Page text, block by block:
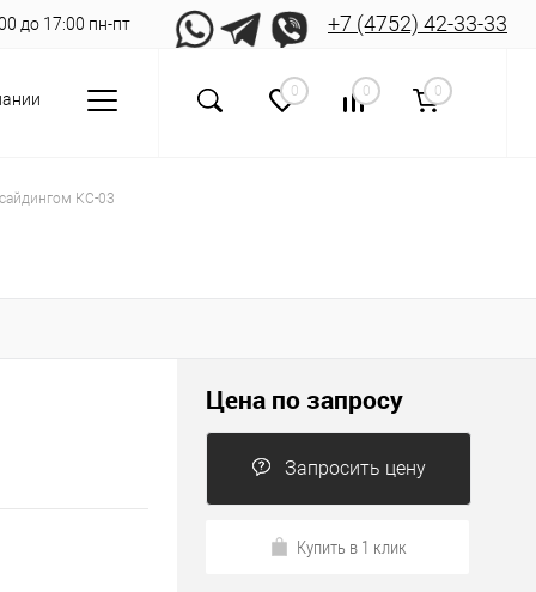
до 17:00 пн-пт +7 (4752) 42-33-33
0 0 0
КС-03
Цена по запросу
Запросить цену
Купить в 1 клик